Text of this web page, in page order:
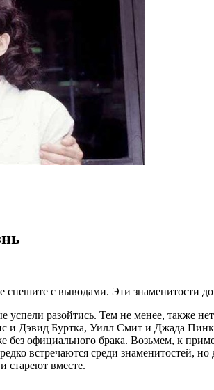
с выводами. Эти знаменитости
успели разойтись. Тем не менее, также
Дэвид Буртка, Уилл Смит и Джада
официального брака. Возьмем, к
встречаются среди знаменитостей,
стареют вместе.